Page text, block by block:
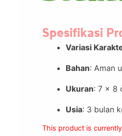
Spesifikasi
Variasi
Bahan: Aman
Ukuran: 7 x 8
Usia: 3 bulan
This product is